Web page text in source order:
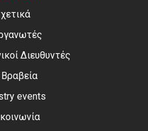
Διευθυντές
events